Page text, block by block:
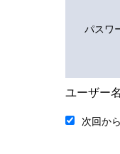
パスワ
ユーザー
次回か